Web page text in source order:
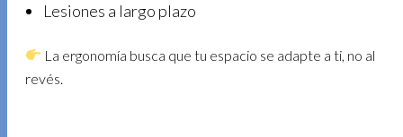
Lesiones a largo plazo
La ergonomía busca que tu espacio se adapte a ti, no al
revés.